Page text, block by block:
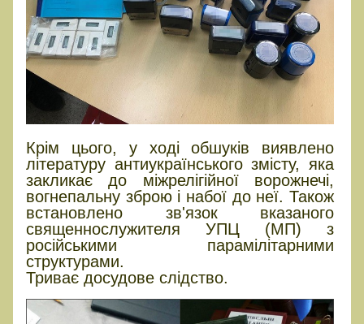
Крім цього, у ході обшуків виявлено
літературу антиукраїнського змісту, яка
закликає до міжрелігійної ворожнечі,
вогнепальну зброю і набої до неї. Також
встановлено зв'язок вказаного
священнослужителя УПЦ (МП) з
російськими парамілітарними
структурами.
Триває досудове слідство.